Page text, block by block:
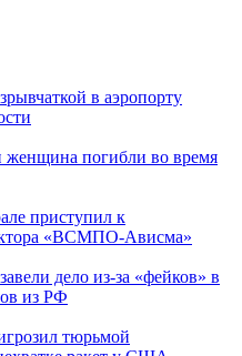
в аэропорту
женщина погибли во время
приступил к
«ВСМПО-Ависма»
дело из-за «фейков» в
из РФ
тюрьмой